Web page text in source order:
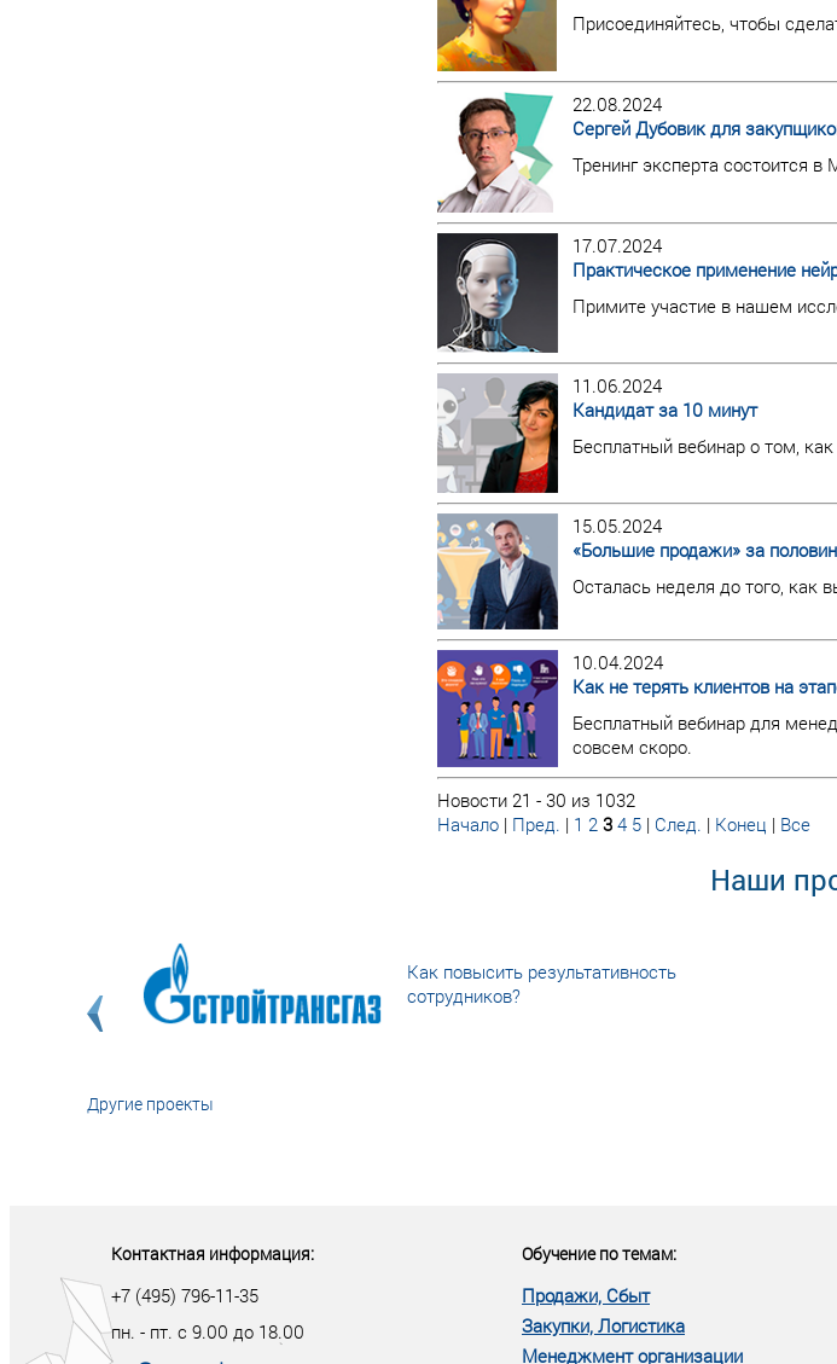
Присоединяйтесь, чтобы
22.08.2024
Сергей Дубовик для
Тренинг эксперта состоится в
17.07.2024
Практическое применение
Примите участие в нашем
11.06.2024
Кандидат за 10 минут
Бесплатный вебинар о том,
15.05.2024
«Большие продажи» за
Осталась неделя до того, как
10.04.2024
Как не терять клиентов на
Бесплатный вебинар для
совсем скоро.
Новости 21 - 30 из 1032
Начало | Пред. | 1 2 3 4 5 | След. | Конец | Все
Наши
Как повысить результативность
сотрудников?
Другие проекты
Контактная информация:
+7 (495) 796-11-35
пн. - пт. с 9.00 до 18.00
Обучение по темам:
Продажи, Сбыт
Закупки, Логистика
Менеджмент организации